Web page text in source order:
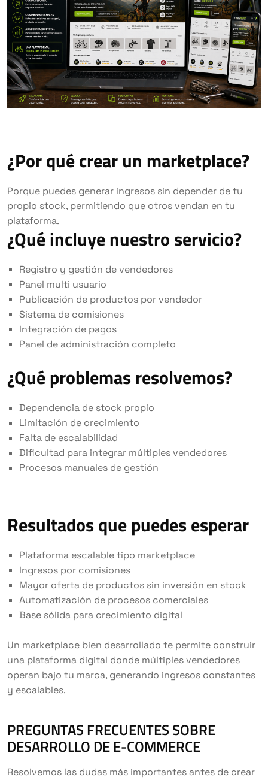
¿Por qué crear un marketplace?
Porque puedes generar ingresos sin depender de tu
propio stock, permitiendo que otros vendan en tu
plataforma.
¿Qué incluye nuestro servicio?
Registro y gestión de vendedores
Panel multi usuario
Publicación de productos por vendedor
Sistema de comisiones
Integración de pagos
Panel de administración completo
¿Qué problemas resolvemos?
Dependencia de stock propio
Limitación de crecimiento
Falta de escalabilidad
Dificultad para integrar múltiples vendedores
Procesos manuales de gestión
Resultados que puedes esperar
Plataforma escalable tipo marketplace
Ingresos por comisiones
Mayor oferta de productos sin inversión en stock
Automatización de procesos comerciales
Base sólida para crecimiento digital
Un marketplace bien desarrollado te permite construir
una plataforma digital donde múltiples vendedores
operan bajo tu marca, generando ingresos constantes
y escalables.
PREGUNTAS FRECUENTES SOBRE
DESARROLLO DE E-COMMERCE
Resolvemos las dudas más importantes antes de crear